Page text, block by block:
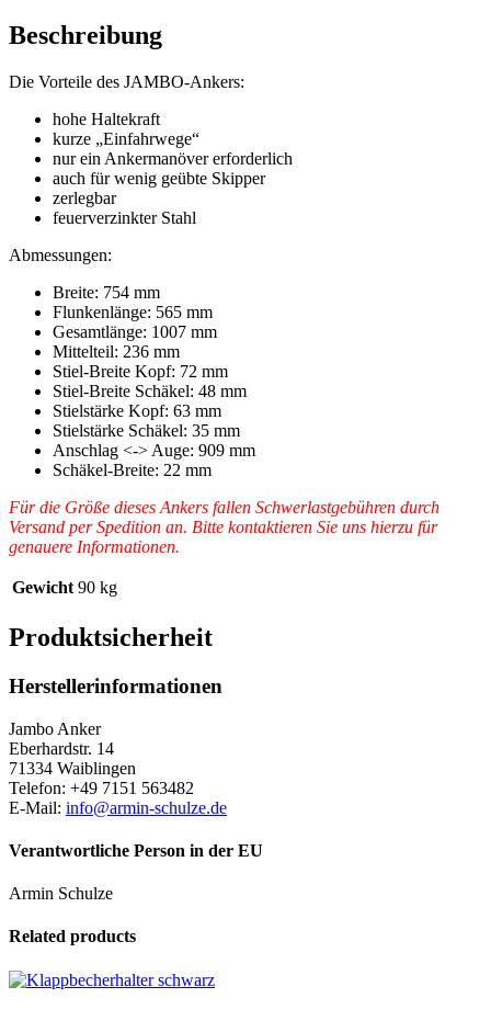
Beschreibung
Die Vorteile des JAMBO-Ankers:
hohe Haltekraft
kurze „Einfahrwege“
nur ein Ankermanöver erforderlich
auch für wenig geübte Skipper
zerlegbar
feuerverzinkter Stahl
Abmessungen:
Breite: 754 mm
Flunkenlänge: 565 mm
Gesamtlänge: 1007 mm
Mittelteil: 236 mm
Stiel-Breite Kopf: 72 mm
Stiel-Breite Schäkel: 48 mm
Stielstärke Kopf: 63 mm
Stielstärke Schäkel: 35 mm
Anschlag <-> Auge: 909 mm
Schäkel-Breite: 22 mm
Für die Größe dieses Ankers fallen Schwerlastgebühren durch
Versand per Spedition an. Bitte kontaktieren Sie uns hierzu für
genauere Informationen.
Gewicht 90 kg
Produktsicherheit
Herstellerinformationen
Jambo Anker
Eberhardstr. 14
71334 Waiblingen
Telefon: +49 7151 563482
E-Mail: info@armin-schulze.de
Verantwortliche Person in der EU
Armin Schulze
Related products